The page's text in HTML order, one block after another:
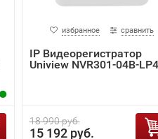
избранное сравнить
IP Видеорегистратор
Uniview NVR301-04B-
18 990 руб.
15 192 руб.